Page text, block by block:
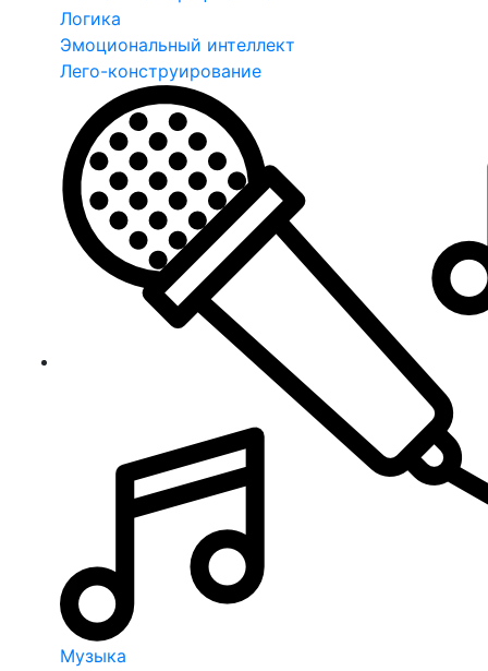
Логика
Эмоциональный интеллект
Лего-конструирование
Музыка